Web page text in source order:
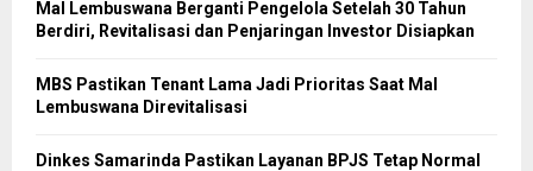
Mal Lembuswana Berganti Pengelola Setelah 30 Tahun
Berdiri, Revitalisasi dan Penjaringan Investor Disiapkan
MBS Pastikan Tenant Lama Jadi Prioritas Saat Mal
Lembuswana Direvitalisasi
Dinkes Samarinda Pastikan Layanan BPJS Tetap Normal